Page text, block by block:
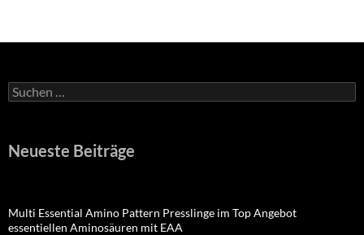
Suchen
nach:
Neueste Beiträge
Multi Essential Amino Pattern Presslinge im Top Angebot
essentiellen Aminosäuren mit EAA